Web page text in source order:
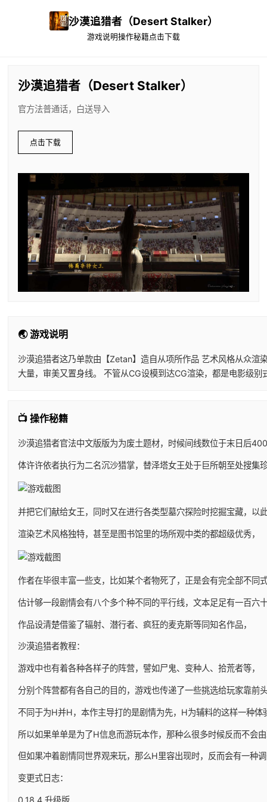
沙漠追猎者（Desert Stalker）
游戏说明操作秘籍点击下载
沙漠追猎者（Desert Stalker）
官方法普通话，白送导入
点击下载
🌏 游戏说明
沙漠追猎者这乃单款由【Zetan】造自从项所作品 艺术风格从众渲
大量，审美又置身线。 不管从CG设模到达CG渲染，都是电影级
📺 操作秘籍
沙漠追猎者官法中文版版为为废土题材，时候间线数位于末日后
体许许依者执行为二名沉沙猎掌，替泽塔女王处于巨所朝至处搜集
并把它们献给女王，同时又在进行各类型墓穴探险时挖掘宝藏，以
渲染艺术风格独特，甚至是图书馆里的场所观中类的都超级优秀，
作者在毕很丰富一些支，比如某个者物死了，正是会有完全部不同
估计够一段剧情会有八个多个种不同的平行线，文本足足有一百六
作品设清楚借鉴了辐射、潜行者、疯狂的麦克斯等同知名作品，
沙漠追猎者教程：
游戏中也有着各种各样子的阵营，譬如尸鬼、变种人、拾荒者等，
分别个阵营都有各自己的目的，游戏也传递了一些挑选给玩家靠前
不同于为H并H，本作主导打的是剧情为先，H为辅料的这样一种体
所以如果单单是为了H信息而游玩本作，那种么很多时候反而不会
但如果冲着剧情同世界观来玩，那么H里容出现时，反而会有一种
变更式日志：
0.18.4 升级版